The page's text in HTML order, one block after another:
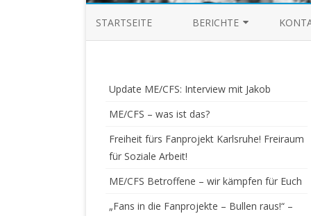
STARTSEITE BERICHTE
SAISON 05/06
SAISON 06/07
Update ME/CFS: Interview mit Jakob
ME/CFS – was ist das?
Freiheit fürs Fanprojekt Karlsruhe! Freiraum
für Soziale Arbeit!
ME/CFS Betroffene – wir kämpfen für Euch
„Fans in die Fanprojekte – Bullen raus!“ –